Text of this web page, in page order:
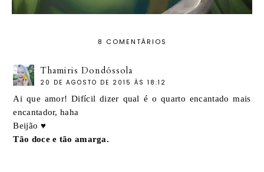
8 COMENTÁRIOS
Thamiris Dondóssola
20 DE AGOSTO DE 2015 ÀS 18:12
Ai que amor! Difícil dizer qual é o quarto encantado mais
encantador, haha
Beijão ♥
Tão doce e tão amarga.